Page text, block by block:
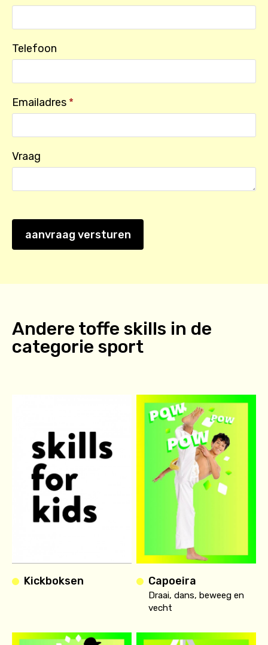
Telefoon
Emailadres *
Vraag
aanvraag versturen
Andere toffe skills in de
categorie sport
Kickboksen Capoeira
Draai, dans, beweeg en
vecht